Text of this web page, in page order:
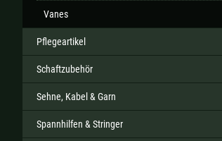
Vanes
Pflegeartikel
Schaftzubehör
Sehne, Kabel & Garn
Spannhilfen & Stringer